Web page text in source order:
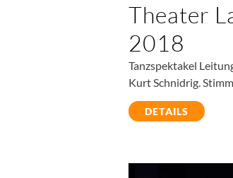
Theater
2018
Tanzspektakel
Kurt Schnidrig.
DETAILS